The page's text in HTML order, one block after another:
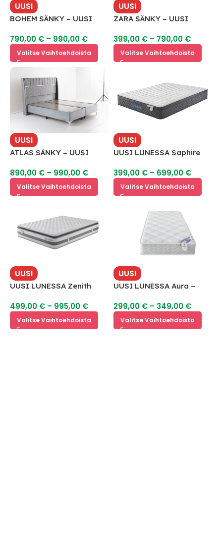
UUSI
BOHEM SÄNKY – UUSI
790,00 € – 990,00 €
Valitse Vaihtoehdoista
UUSI
ZARA SÄNKY – UUSI
399,00 € – 790,00 €
Valitse Vaihtoehdoista
UUSI
ATLAS SÄNKY – UUSI
890,00 € – 990,00 €
Valitse Vaihtoehdoista
UUSI
UUSI LUNESSA Saphire
399,00 € – 699,00 €
Valitse Vaihtoehdoista
UUSI
UUSI LUNESSA Zenith
499,00 € – 995,00 €
Valitse Vaihtoehdoista
UUSI
UUSI LUNESSA Aura –
299,00 € – 349,00 €
Valitse Vaihtoehdoista